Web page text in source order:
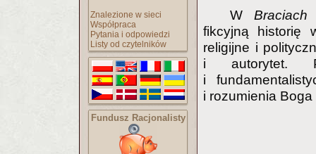
Znalezione w sieci
Współpraca
Pytania i odpowiedzi
Listy od czytelników
Fundusz Racjonalisty
W
fikcyjną historię
religijne i
i autorytet.
i
i rozumienia